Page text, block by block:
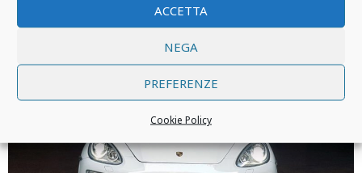
ACCETTA
NEGA
PREFERENZE
Cookie Policy